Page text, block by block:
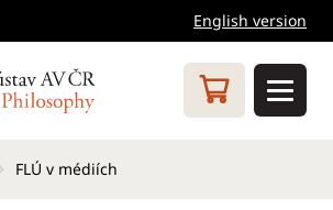
English version
FLÚ v médiích